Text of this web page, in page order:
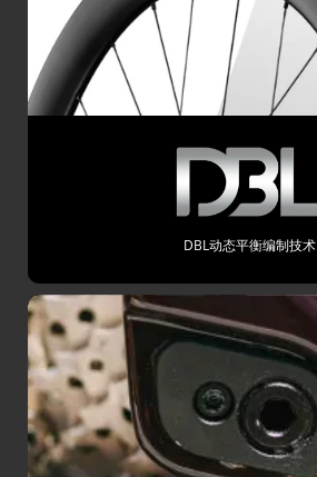
DBL动态平衡编制技术